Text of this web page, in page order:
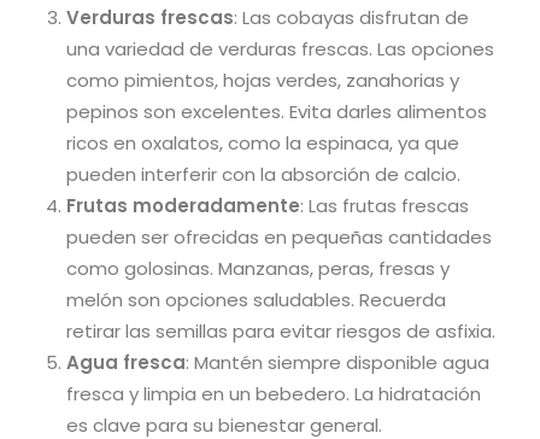
Verduras frescas: Las cobayas disfrutan de
una variedad de verduras frescas. Las opciones
como pimientos, hojas verdes, zanahorias y
pepinos son excelentes. Evita darles alimentos
ricos en oxalatos, como la espinaca, ya que
pueden interferir con la absorción de calcio.
Frutas moderadamente: Las frutas frescas
pueden ser ofrecidas en pequeñas cantidades
como golosinas. Manzanas, peras, fresas y
melón son opciones saludables. Recuerda
retirar las semillas para evitar riesgos de asfixia.
Agua fresca: Mantén siempre disponible agua
fresca y limpia en un bebedero. La hidratación
es clave para su bienestar general.